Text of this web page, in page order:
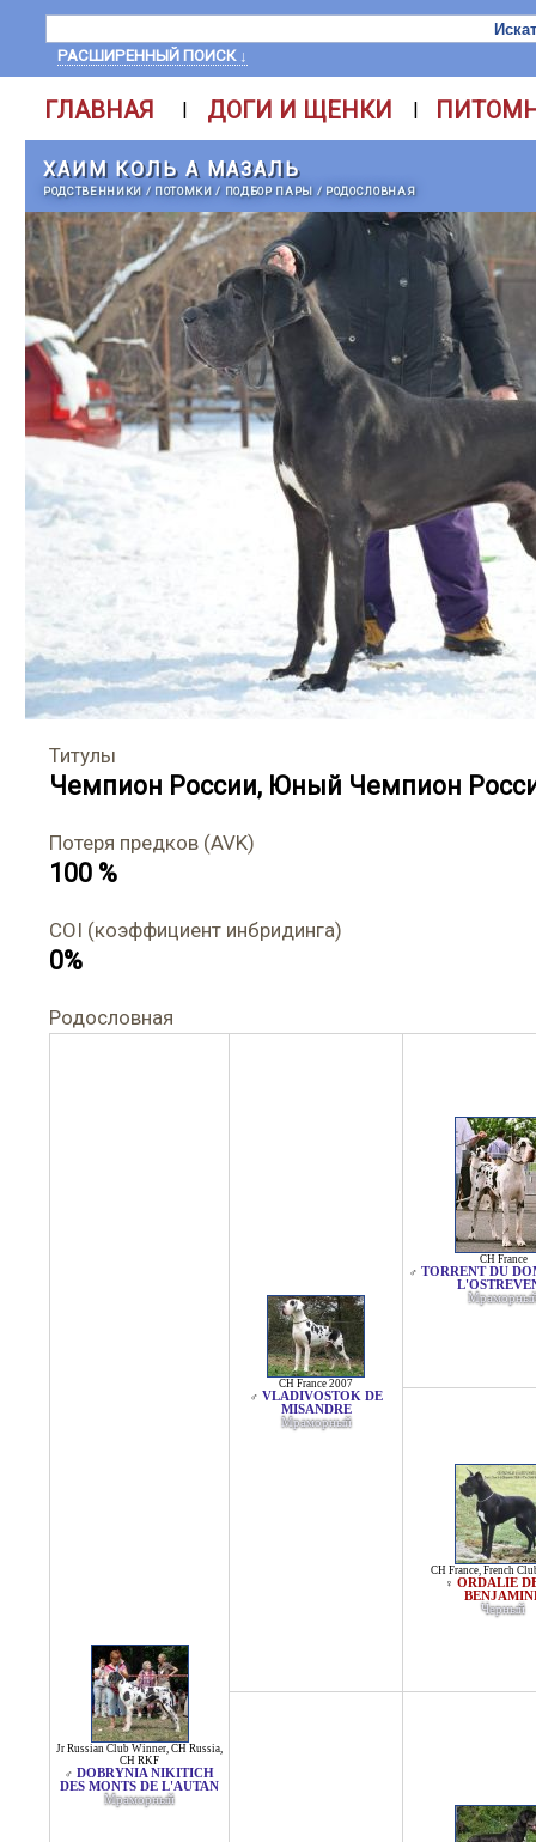
РАСШИРЕННЫЙ ПОИСК ↓
ГЛАВНАЯ | ДОГИ И ЩЕНКИ |
ХАИМ КОЛЬ А МАЗАЛЬ
РОДСТВЕННИКИ / ПОТОМКИ/ ПОДБОР ПАРЫ / РОДОСЛОВНАЯ
Титулы
Чемпион России, Юный Чемпион
Потеря предков (AVK)
100 %
COI (коэффициент инбридинга)
0%
Родословная
Jr Russian Club Winner, CH Russia,
CH RKF
♂ DOBRYNIA NIKITICH
DES MONTS DE L'AUTAN
Мраморный
CH France 2007
♂ VLADIVOSTOK DE
MISANDRE
Мраморный
CH France
♂ TORRENT DU
CH France, French
♀ ORDALIE
Черный